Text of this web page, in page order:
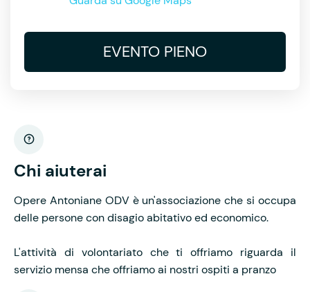
EVENTO PIENO
Chi aiuterai
Opere Antoniane ODV è un'associazione che si occupa
delle persone con disagio abitativo ed economico.
L'attività di volontariato che ti offriamo riguarda il
servizio mensa che offriamo ai nostri ospiti a pranzo